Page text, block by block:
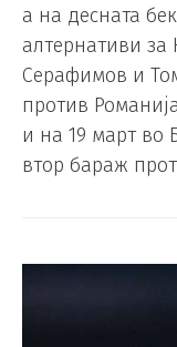
а на десната
алтернативи
Серафимов и
против
и на 19 март во
втор бараж